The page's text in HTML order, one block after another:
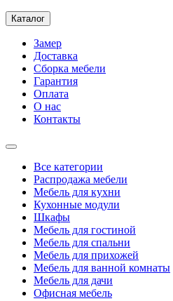
Каталог
Замер
Доставка
Сборка мебели
Гарантия
Оплата
О нас
Контакты
Все категории
Распродажа мебели
Мебель для кухни
Кухонные модули
Шкафы
Мебель для гостиной
Мебель для спальни
Мебель для прихожей
Мебель для ванной комнаты
Мебель для дачи
Офисная мебель